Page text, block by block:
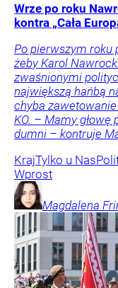
Wrze po roku
kontra „Cała
Po pierwszym roku
żeby Karol
zwaśnionymi
największą hańbą
chyba
KO. – Mamy
dumni – kontruje
KrajTylko u Nas
Wprost
Magdalena